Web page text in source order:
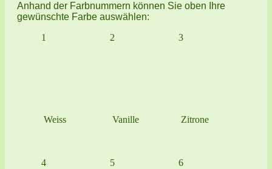
Anhand der Farbnummern können Sie oben Ihre
gewünschte Farbe auswählen:
1
Weiss
2
Vanille
3
Zitrone
4 5 6